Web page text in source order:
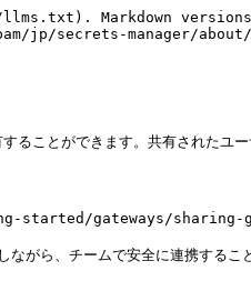
Markdown
jp/secrets-manager/
とができます。共有されたユ
gateways/sharing-
がら、チームで安全に連携するこ